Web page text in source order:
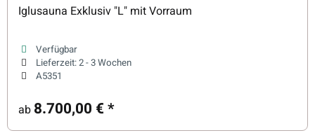
Iglusauna Exklusiv "L" mit Vorraum
Verfügbar
Lieferzeit:2 - 3 Wochen
A5351
ab 8.700,00 €*